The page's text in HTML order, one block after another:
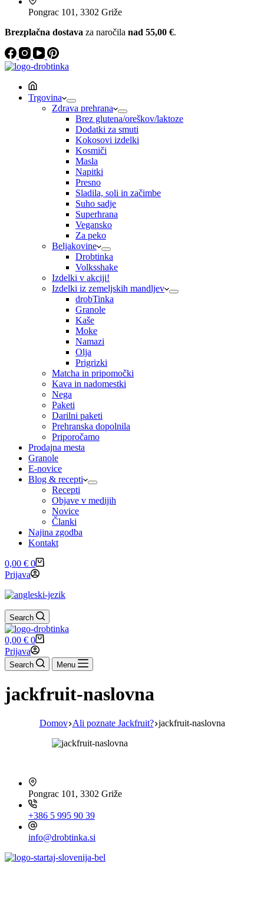
Pongrac 101, 3302 Griže
Brezplačna dostava za naročila nad 55,00 €.
Trgovina
Zdrava prehrana
Brez glutena/oreškov/laktoze
Dodatki za smuti
Kokosovi izdelki
Kosmiči
Masla
Napitki
Presno
Sladila, soli in začimbe
Suho sadje
Superhrana
Vegansko
Za peko
Beljakovine
Drobtinka
Volksshake
Izdelki v akciji!
Izdelki iz zemeljskih mandljev
drobTinka
Granole
Kaše
Moke
Namazi
Olja
Prigrizki
Matcha in pripomočki
Kava in nadomestki
Nega
Paketi
Darilni paketi
Prehranska dopolnila
Priporočamo
Prodajna mesta
Granole
E-novice
Blog & recepti
Recepti
Objave v medijih
Novice
Članki
Najina zgodba
Kontakt
Shopping
cart
0,00 € 0
Prijava
Search
Shopping
cart
0,00 € 0
Prijava
Search Menu
jackfruit-naslovna
Domov Ali poznate Jackfruit? jackfruit-naslovna
Pongrac 101, 3302 Griže
+386 5 995 90 39
info@drobtinka.si